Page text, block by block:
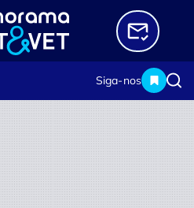
Siga-nos